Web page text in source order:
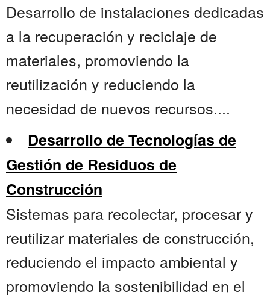
Desarrollo de instalaciones dedicadas
a la recuperación y reciclaje de
materiales, promoviendo la
reutilización y reduciendo la
necesidad de nuevos recursos....
Desarrollo de Tecnologías de
Gestión de Residuos de
Construcción
Sistemas para recolectar, procesar y
reutilizar materiales de construcción,
reduciendo el impacto ambiental y
promoviendo la sostenibilidad en el